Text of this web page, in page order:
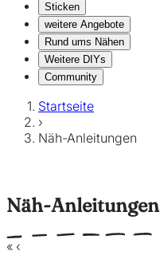
Sticken
weitere Angebote
Rund ums Nähen
Weitere DIYs
Community
Startseite
›
Näh-Anleitungen
Näh-Anleitungen
« ‹